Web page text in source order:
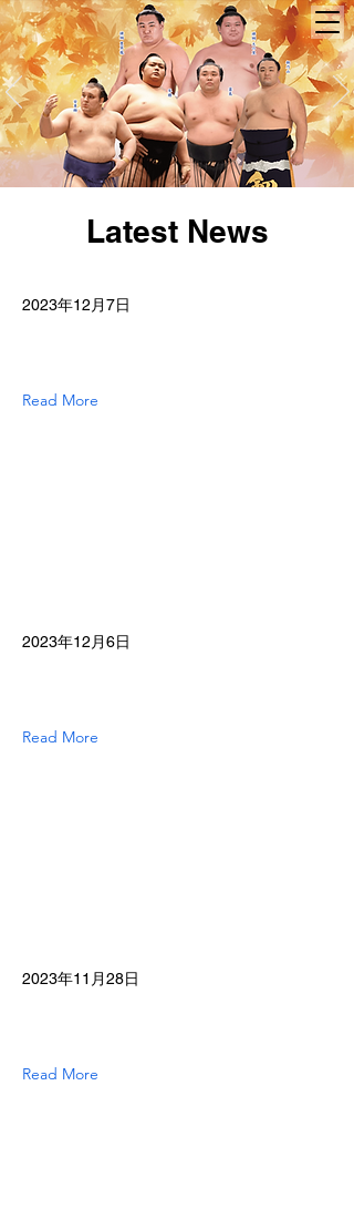
Latest News
2023年12月7日
Read More
2023年12月6日
Read More
2023年11月28日
Read More